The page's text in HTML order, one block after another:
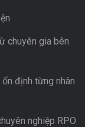
chuyên gia bên
định từng nhân
nghiệp RPO